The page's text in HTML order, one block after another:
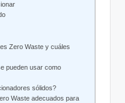
Zero Waste y cuáles
pueden usar como
sólidos?
Waste adecuados para